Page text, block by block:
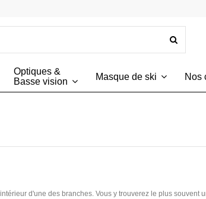
Optiques &
Basse vision
Masque de ski Nos
d'une des branches. Vous y trouverez le plus souvent